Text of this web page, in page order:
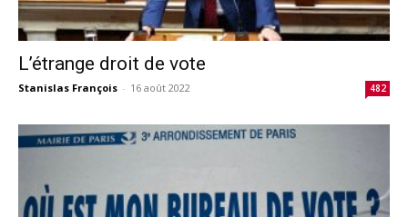
L’étrange droit de vote
Stanislas François - 16 août 2022 482